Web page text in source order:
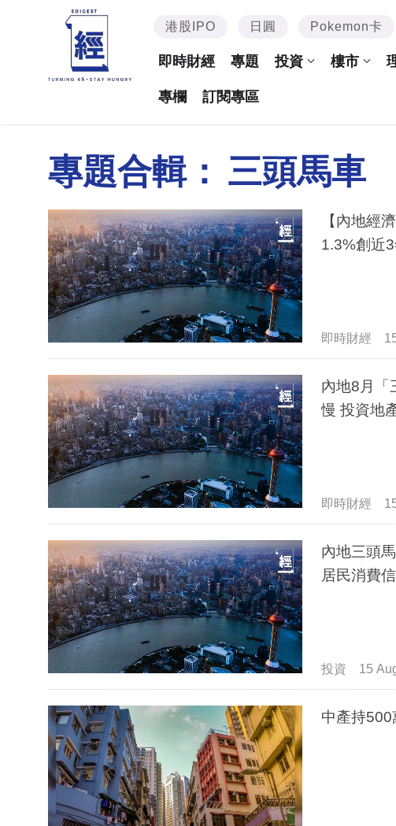
港股IPO 日圓 Pokemon卡
即時財經 專題 投資 樓市
專欄 訂閱專區
專題合輯： 三頭馬車
【內地經
1.3%創近
即時財經
內地8月「
慢 投資地
即時財經
內地三頭馬車全遜預期
居民消費
投資 15
中產持500